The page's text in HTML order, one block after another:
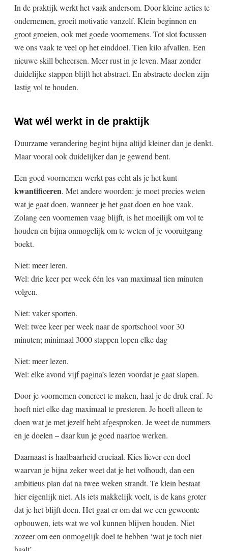
In de praktijk werkt het vaak andersom. Door kleine acties te
ondernemen, groeit motivatie vanzelf. Klein beginnen en
groot groeien, ook met goede voornemens. Tot slot focussen
we ons vaak te veel op het einddoel. Tien kilo afvallen. Een
nieuwe skill beheersen. Meer rust in je leven. Maar zonder
duidelijke stappen blijft het abstract. En abstracte doelen zijn
lastig vol te houden.
Wat wél werkt in de praktijk
Duurzame verandering begint bijna altijd kleiner dan je denkt.
Maar vooral ook duidelijker dan je gewend bent.
Een goed voornemen werkt pas echt als je het kunt
kwantificeren. Met andere woorden: je moet precies weten
wat je gaat doen, wanneer je het gaat doen en hoe vaak.
Zolang een voornemen vaag blijft, is het moeilijk om vol te
houden en bijna onmogelijk om te weten of je vooruitgang
boekt.
Niet: meer leren.
Wel: drie keer per week één les van maximaal tien minuten
volgen.
Niet: vaker sporten.
Wel: twee keer per week naar de sportschool voor 30
minuten; minimaal 3000 stappen lopen elke dag
Niet: meer lezen.
Wel: elke avond vijf pagina’s lezen voordat je gaat slapen.
Door je voornemen concreet te maken, haal je de druk eraf. Je
hoeft niet elke dag maximaal te presteren. Je hoeft alleen te
doen wat je met jezelf hebt afgesproken. Je weet de nummers
en je doelen – daar kun je goed naartoe werken.
Daarnaast is haalbaarheid cruciaal. Kies liever een doel
waarvan je bijna zeker weet dat je het volhoudt, dan een
ambitieus plan dat na twee weken strandt. Te klein bestaat
hier eigenlijk niet. Als iets makkelijk voelt, is de kans groter
dat je het blijft doen. Het gaat er om dat we een gewoonte
opbouwen, iets wat we vol kunnen blijven houden. Niet
zozeer om een onmogelijk doel te hebben ‘wat je toch niet